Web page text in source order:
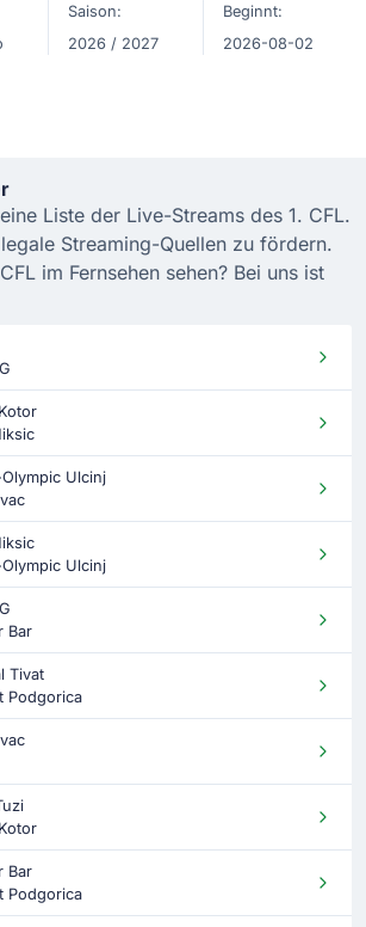
Saison:
2026 / 2027
Beginnt:
2026-08-02
Liste der Live-Streams des 1. CFL.
Streaming-Quellen zu fördern.
im Fernsehen sehen? Bei uns ist
Ulcinj
Ulcinj
Bar
Tivat
Podgorica
Bar
Podgorica